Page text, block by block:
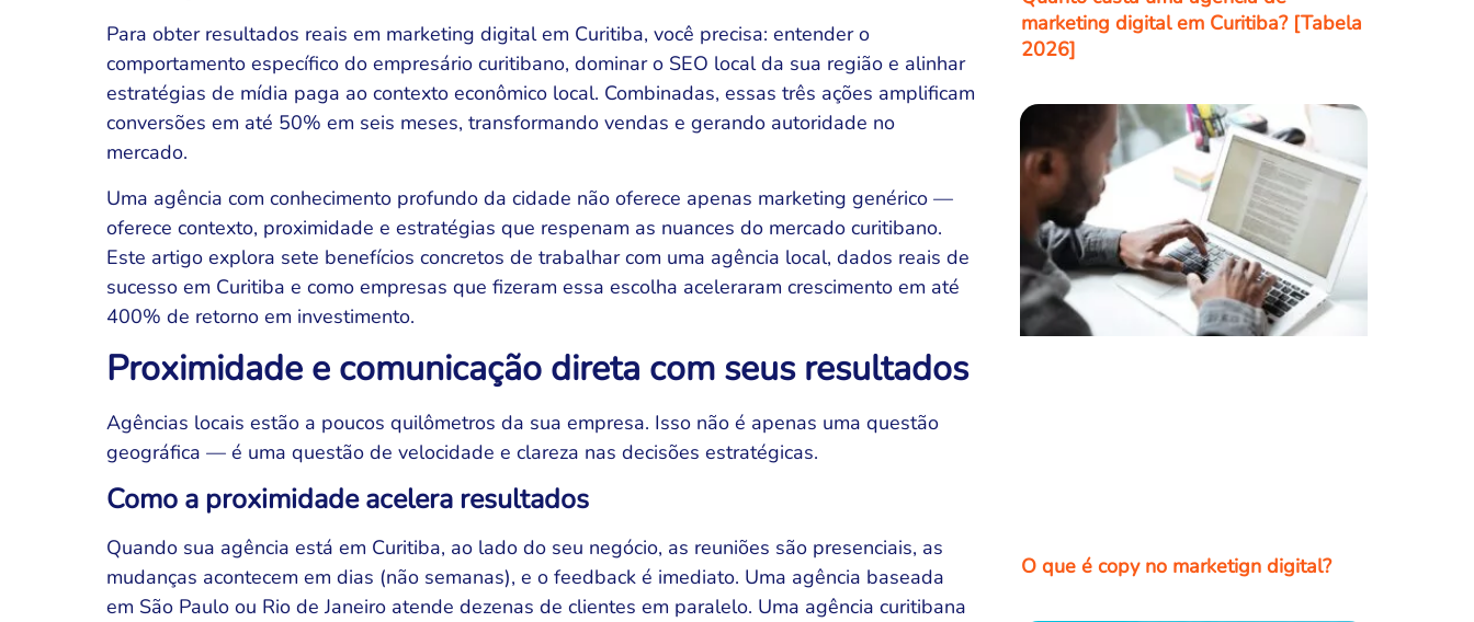
Para obter resultados reais em marketing digital em Curitiba, você precisa: entender o
comportamento específico do empresário curitibano, dominar o SEO local da sua região e alinhar
estratégias de mídia paga ao contexto econômico local. Combinadas, essas três ações amplificam
conversões em até 50% em seis meses, transformando vendas e gerando autoridade no
mercado.
Uma agência com conhecimento profundo da cidade não oferece apenas marketing genérico —
oferece contexto, proximidade e estratégias que respenam as nuances do mercado curitibano.
Este artigo explora sete benefícios concretos de trabalhar com uma agência local, dados reais de
sucesso em Curitiba e como empresas que fizeram essa escolha aceleraram crescimento em até
400% de retorno em investimento.
Proximidade e comunicação direta com seus resultados
Agências locais estão a poucos quilômetros da sua empresa. Isso não é apenas uma questão
geográfica — é uma questão de velocidade e clareza nas decisões estratégicas.
Como a proximidade acelera resultados
Quando sua agência está em Curitiba, ao lado do seu negócio, as reuniões são presenciais, as
mudanças acontecem em dias (não semanas), e o feedback é imediato. Uma agência baseada
em São Paulo ou Rio de Janeiro atende dezenas de clientes em paralelo. Uma agência curitibana
marketing digital em Curitiba? [Tabela
2026]
O que é copy no marketign digital?